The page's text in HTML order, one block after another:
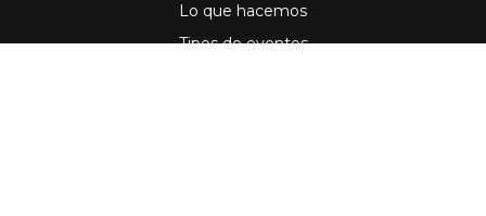
Lo que hacemos
Tipos de eventos